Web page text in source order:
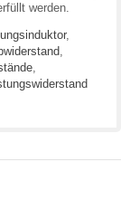
werden.
,
,
,